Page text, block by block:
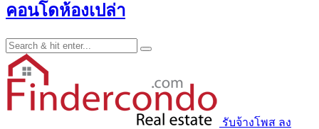
คอนโดห้องเปล่า
รับจ้างโพส ลง